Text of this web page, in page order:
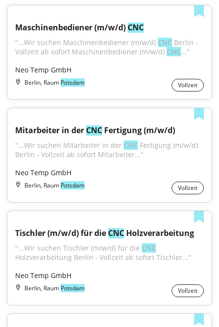
Maschinenbediener (m/w/d) CNC
"...Wir suchen Maschinenbediener (m/w/d) CNC Berlin -
Vollzeit ab sofort Maschinenbediener (m/w/d) CNC..."
Neo Temp GmbH
Berlin, Raum Potsdam Vollzeit
Mitarbeiter in der CNC Fertigung (m/w/d)
"...Wir suchen Mitarbeiter in der CNC Fertigung (m/w/d)
Berlin - Vollzeit ab sofort Mitarbeiter..."
Neo Temp GmbH
Berlin, Raum Potsdam Vollzeit
Tischler (m/w/d) für die CNC Holzverarbeitung
"...Wir suchen Tischler (m/w/d) für die CNC
Holzverarbeitung Berlin - Vollzeit ab sofort Tischler..."
Neo Temp GmbH
Berlin, Raum Potsdam Vollzeit